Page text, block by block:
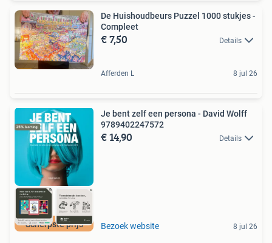
De Huishoudbeurs Puzzel 1000 stukjes -
Compleet
€ 7,50 Details
Afferden L 8 jul 26
Scherpste prijs
Je bent zelf een persona - David Wolff
9789402247572
€ 14,90 Details
Bezoek website 8 jul 26